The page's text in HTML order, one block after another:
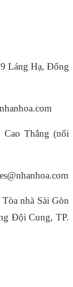
Láng Hạ, Đống
Cao Thắng (nối
nhà Sài Gòn
Đội Cung, TP.